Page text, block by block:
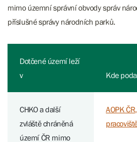
mimo územní správní obvody správ
příslušné správy národních parků.
Dotčené území leží
v
Kde
CHKO a další
zvláště chráněná
území ČR mimo
AOPK